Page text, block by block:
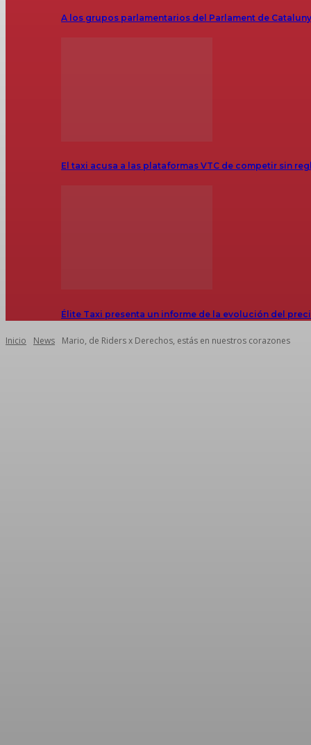
A los grupos parlamentarios del Parlament de
El taxi acusa a las plataformas VTC de competir sin
Élite Taxi presenta un informe de la evolución del
Inicio News Mario, de Riders x Derechos, estás en nuestros corazones